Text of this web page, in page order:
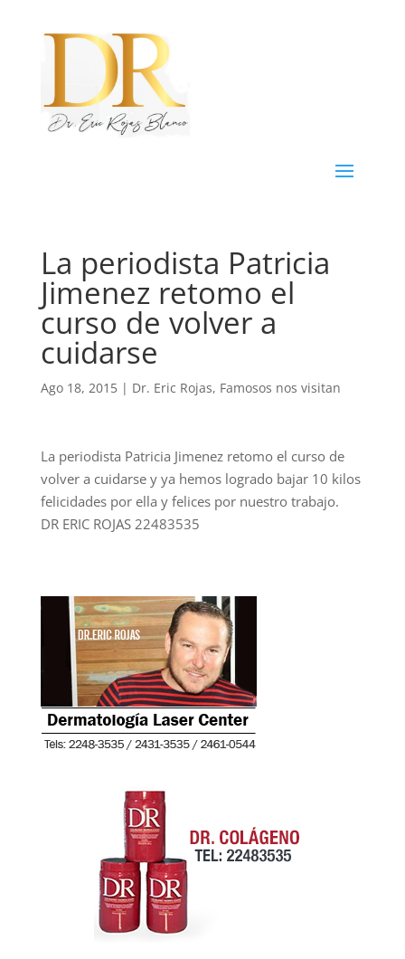
La periodista Patricia
Jimenez retomo el
curso de volver a
cuidarse
Ago 18, 2015| Dr. Eric Rojas, Famosos nos visitan
La periodista Patricia Jimenez retomo el curso de
volver a cuidarse y ya hemos logrado bajar 10 kilos
felicidades por ella y felices por nuestro trabajo.
DR ERIC ROJAS 22483535